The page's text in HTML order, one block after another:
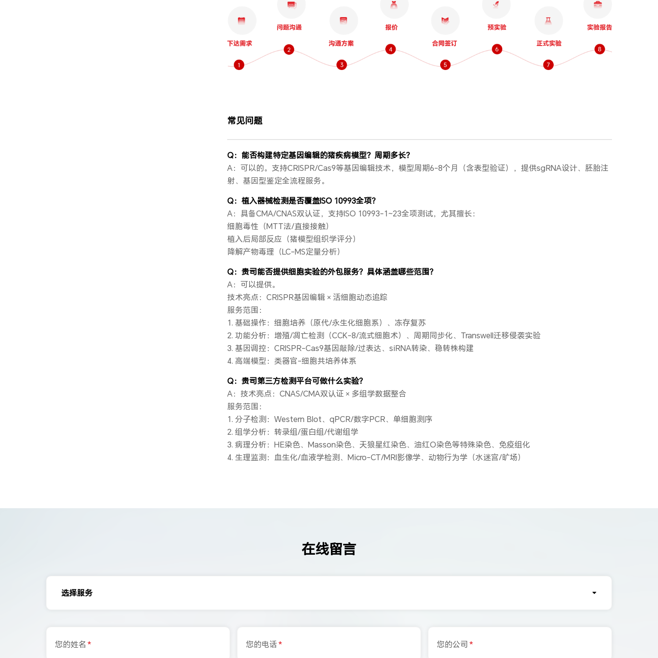
常见问题
Q：能否构建特定基因编辑的猪疾病模型？周期多长？
A：可以的。支持CRISPR/Cas9等基因编辑技术，模型周期6-8个月（含表型验证），提供sgRNA设计、胚胎注
射、基因型鉴定全流程服务。
Q：植入器械检测是否覆盖ISO 10993全项？
A：具备CMA/CNAS双认证，支持ISO 10993-1~23全项测试，尤其擅长：
细胞毒性（MTT法/直接接触）
植入后局部反应（猪模型组织学评分）
降解产物毒理（LC-MS定量分析）
Q：贵司能否提供细胞实验的外包服务？具体涵盖哪些范围？
A：可以提供。
技术亮点：CRISPR基因编辑 × 活细胞动态追踪
服务范围：
1. 基础操作：细胞培养（原代/永生化细胞系）、冻存复苏
2. 功能分析：增殖/凋亡检测（CCK-8/流式细胞术）、周期同步化、Transwell迁移侵袭实验
3. 基因调控：CRISPR-Cas9基因敲除/过表达、siRNA转染、稳转株构建
4. 高端模型：类器官-细胞共培养体系
Q：贵司第三方检测平台可做什么实验？
A：技术亮点：CNAS/CMA双认证 × 多组学数据整合
服务范围：
1. 分子检测：Western Blot、qPCR/数字PCR、单细胞测序
2. 组学分析：转录组/蛋白组/代谢组学
3. 病理分析：HE染色、Masson染色、天狼星红染色、油红O染色等特殊染色、免疫组化
4. 生理监测：血生化/血液学检测、Micro-CT/MRI影像学、动物行为学（水迷宫/旷场）
在线留言
选择服务
您的姓名 * 您的电话 * 您的公司 *